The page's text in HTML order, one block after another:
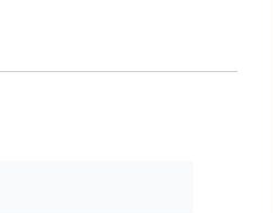
heeft
hebben. Dit